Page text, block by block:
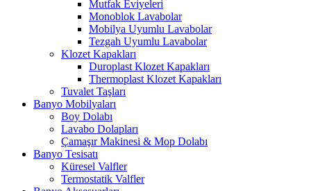
Mutfak Eviyeleri
Monoblok Lavabolar
Mobilya Uyumlu Lavabolar
Tezgah Uyumlu Lavabolar
Klozet Kapakları
Duroplast Klozet Kapakları
Thermoplast Klozet Kapakları
Tuvalet Taşları
Banyo Mobilyaları
Boy Dolabı
Lavabo Dolapları
Çamaşır Makinesi & Mop Dolabı
Banyo Tesisatı
Küresel Valfler
Termostatik Valfler